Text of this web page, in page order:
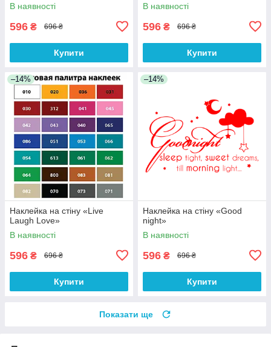
В наявності
596 ₴ 696 ₴
Купити
В наявності
596 ₴ 696 ₴
Купити
–14%
Наклейка на стіну «Live
Laugh Love»
В наявності
596 ₴ 696 ₴
Купити
–14%
Наклейка на стіну «Good
night»
В наявності
596 ₴ 696 ₴
Купити
Показати ще